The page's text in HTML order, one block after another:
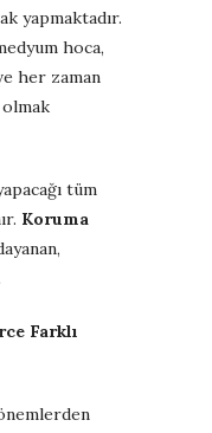
yapmaktadır.
hoca,
her zaman
olmak
tüm
Koruma
Farklı